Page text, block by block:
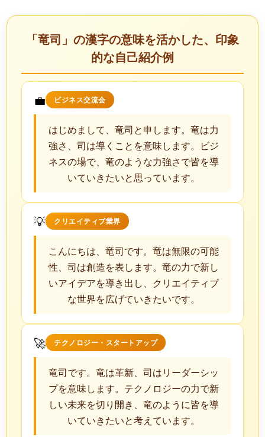
「竜司」の漢字の意味を活かした、印象
的な自己紹介例
💼 ビジネス交流会
はじめまして、竜司と申します。竜は力
強さ、司は導くことを意味します。ビジ
ネスの場で、竜のような力強さで皆を導
いていきたいと思っています。
💡 クリエイティブ業界
こんにちは、竜司です。竜は無限の可能
性、司は創造を表します。竜の力で新し
いアイデアを導き出し、クリエイティブ
な世界を広げていきたいです。
🚀 テクノロジー・スタートアップ
竜司です。竜は革新、司はリーダーシッ
プを意味します。テクノロジーの力で新
しい未来を切り開き、竜のように皆を導
いていきたいと考えています。